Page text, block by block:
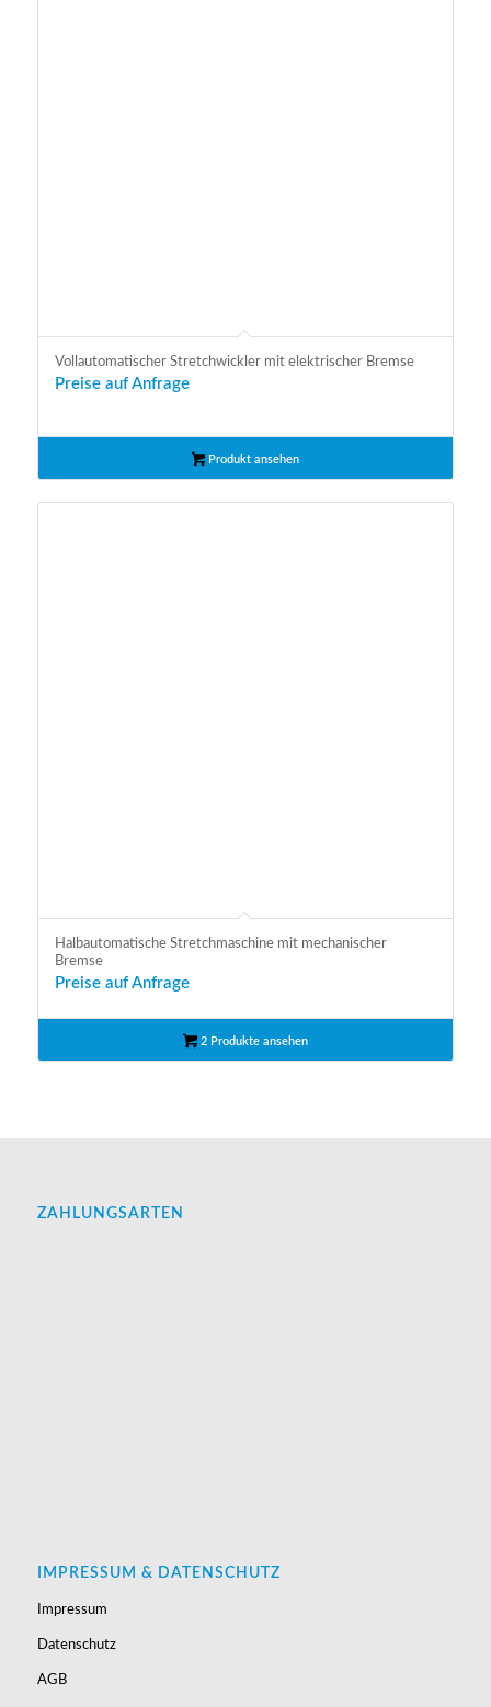
Vollautomatischer Stretchwickler mit elektrischer Bremse
Preise auf Anfrage
Produkt ansehen
Halbautomatische Stretchmaschine mit mechanischer
Bremse
Preise auf Anfrage
2 Produkte ansehen
ZAHLUNGSARTEN
IMPRESSUM & DATENSCHUTZ
Impressum
Datenschutz
AGB